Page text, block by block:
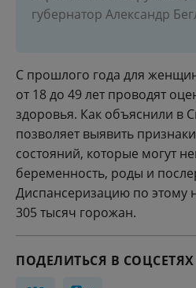
губернатор Александр
С прошлого года для
от 18 до 49 лет проводят
здоровья. Как объяснили в
позволяет выявить
состояний, которые могут
беременность, роды и
Диспансеризацию по
305 тысяч горожан.
ПОДЕЛИТЬСЯ В СОЦСЕТЯХ